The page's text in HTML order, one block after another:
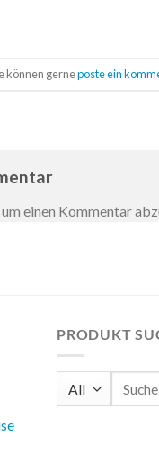
können gerneposte ein
um einen Kommentar
PRODUKT